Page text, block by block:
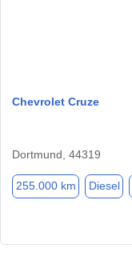
Chevrolet Cruze
Dortmund, 44319
255.000 km Diesel